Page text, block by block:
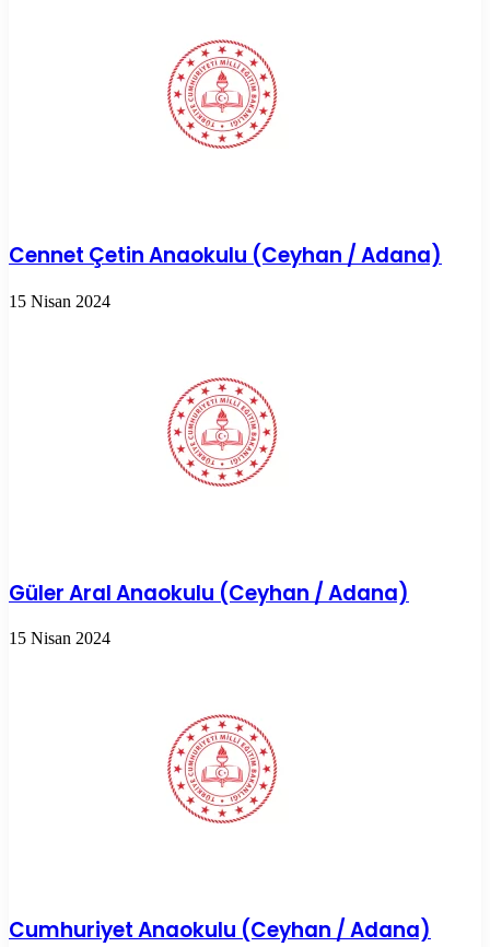
Cennet Çetin Anaokulu (Ceyhan / Adana)
15 Nisan 2024
Güler Aral Anaokulu (Ceyhan / Adana)
15 Nisan 2024
Cumhuriyet Anaokulu (Ceyhan / Adana)